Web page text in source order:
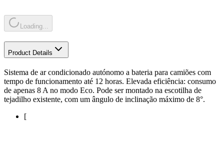
Loading...
Product Details
Sistema de ar condicionado autónomo a bateria para camiões com
tempo de funcionamento até 12 horas. Elevada eficiência: consumo
de apenas 8 A no modo Eco. Pode ser montado na escotilha de
tejadilho existente, com um ângulo de inclinação máximo de 8°.
[